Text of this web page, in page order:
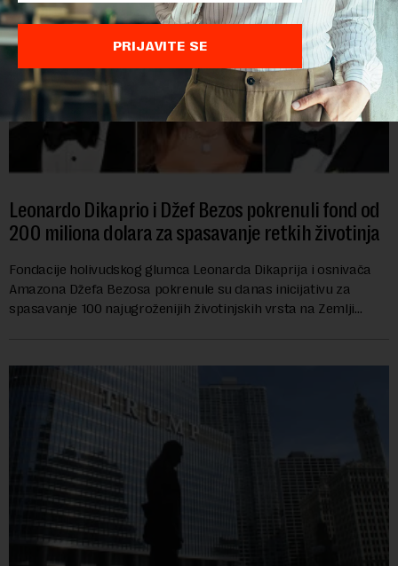
Leonardo Dikaprio i Džef Bezos pokrenuli fond od
200 miliona dolara za spasavanje retkih životinja
Fondacije holivudskog glumca Leonarda Dikaprija i osnivača
Amazona Džefa Bezosa pokrenule su danas inicijativu za
spasavanje 100 najugroženijih životinjskih vrsta na Zemlji
PRIJAVITE SE